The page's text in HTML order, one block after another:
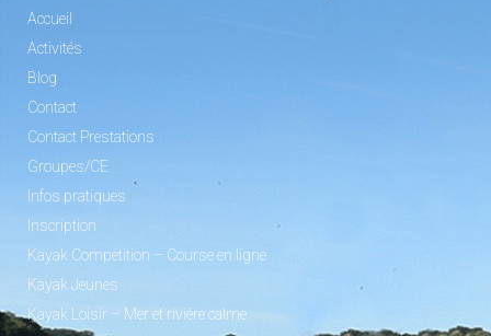
Accueil
Activités
Blog
Contact
Contact Prestations
Groupes/CE
Infos pratiques
Inscription
Kayak Compétition – Course en ligne
Kayak Jeunes
Kayak Loisir – Mer et rivière calme